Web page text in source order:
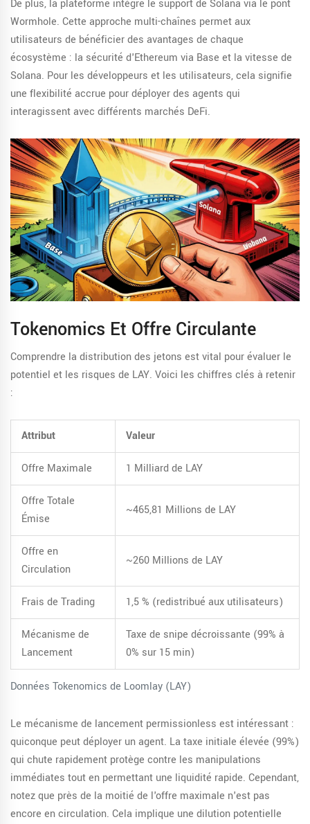
De plus, la plateforme intègre le support de Solana via le pont
Wormhole. Cette approche multi-chaînes permet aux
utilisateurs de bénéficier des avantages de chaque
écosystème : la sécurité d'Ethereum via Base et la vitesse de
Solana. Pour les développeurs et les utilisateurs, cela signifie
une flexibilité accrue pour déployer des agents qui
interagissent avec différents marchés DeFi.
Tokenomics Et Offre Circulante
Comprendre la distribution des jetons est vital pour évaluer le
potentiel et les risques de LAY. Voici les chiffres clés à retenir
:
Données Tokenomics de Loomlay (LAY)
Attribut Valeur
Offre Maximale 1 Milliard de LAY
Offre Totale
Émise
~465,81 Millions de LAY
Offre en
Circulation
~260 Millions de LAY
Frais de Trading 1,5 % (redistribué aux utilisateurs)
Mécanisme de
Lancement
Taxe de snipe décroissante (99% à
0% sur 15 min)
Le mécanisme de lancement permissionless est intéressant :
quiconque peut déployer un agent. La taxe initiale élevée (99%)
qui chute rapidement protège contre les manipulations
immédiates tout en permettant une liquidité rapide. Cependant,
notez que près de la moitié de l'offre maximale n'est pas
encore en circulation. Cela implique une dilution potentielle